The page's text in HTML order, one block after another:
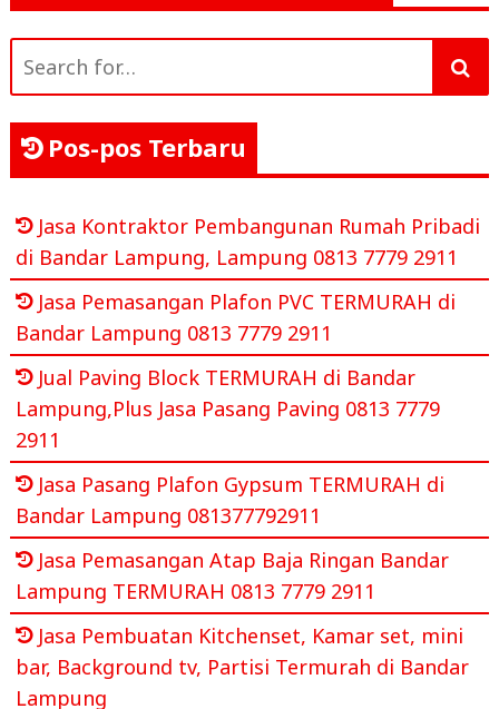
for:
Pos-pos Terbaru
Jasa Kontraktor Pembangunan Rumah Pribadi
di Bandar Lampung, Lampung 0813 7779 2911
Jasa Pemasangan Plafon PVC TERMURAH di
Bandar Lampung 0813 7779 2911
Jual Paving Block TERMURAH di Bandar
Lampung,Plus Jasa Pasang Paving 0813 7779
2911
Jasa Pasang Plafon Gypsum TERMURAH di
Bandar Lampung 081377792911
Jasa Pemasangan Atap Baja Ringan Bandar
Lampung TERMURAH 0813 7779 2911
Jasa Pembuatan Kitchenset, Kamar set, mini
bar, Background tv, Partisi Termurah di Bandar
Lampung